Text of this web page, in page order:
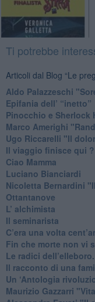
Ti potrebbe
Articoli dal Blog “Le
​Aldo Palazzeschi
​Epifania dell’ “inetto”
Pinocchio e Sherlock
​Marco Amerighi
Ugo Riccarelli "Il
​Il viaggio finisce qui ?
​Ciao Mamma
​Luciano Bianciardi
​Nicoletta Bernardini
​Ottantanove
​L’ alchimista
Il seminarista
​C’era una volta
​Fin che morte non vi
​Le radici dell’elleboro.
​Il racconto di una
Un ‘Antologia
​Maurizio Gazzarri